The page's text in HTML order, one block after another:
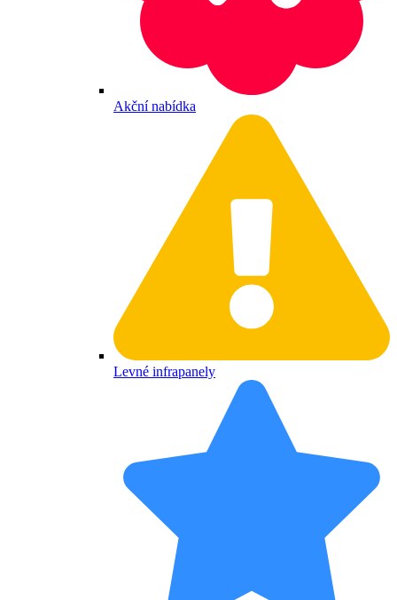
Akční nabídka
Levné infrapanely